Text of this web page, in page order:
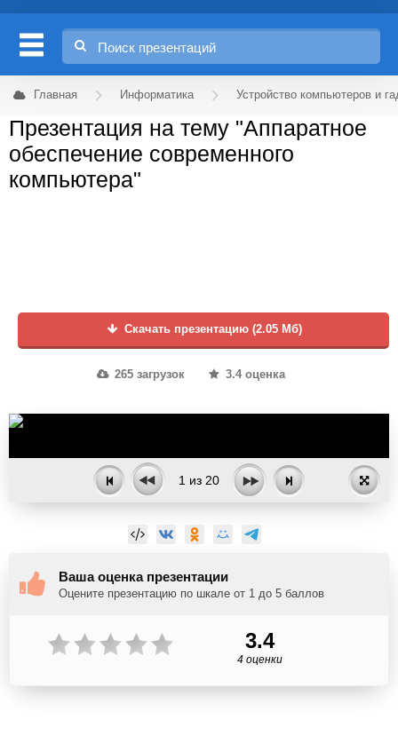
Главная Информатика Устройство компьютеров и
Презентация на тему "Аппаратное
обеспечение современного
компьютера"
Скачать презентацию (2.05 Мб)
265 загрузок 3.4 оценка
1 из 20
Ваша оценка презентации
Оцените презентацию по шкале от 1 до 5 баллов
3.4
4 оценки